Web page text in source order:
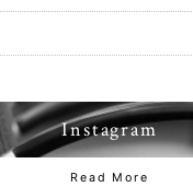
Instagram
Read More